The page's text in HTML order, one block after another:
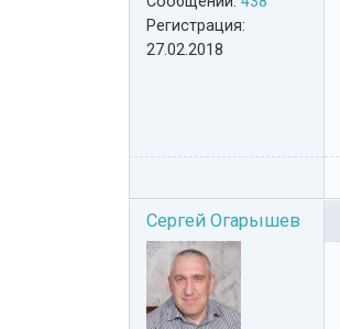
Регистрация:
27.02.2018
Сергей Огарышев